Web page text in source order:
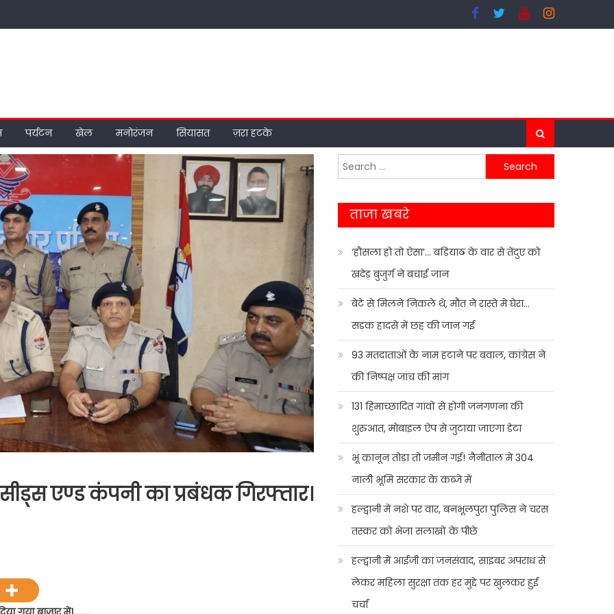
पर्यटन खेल मनोरंजन सियासत ज़रा हटके
सीड्स एण्ड कंपनी का प्रबंधक गिरफ्तार।
Search
for:
ताजा खबरे
‘हौसला हो तो ऐसा’… बड़ियाठ के वार से तेंदुए को
खदेड़ बुजुर्ग ने बचाई जान
बेटे से मिलने निकले थे, मौत ने रास्ते में घेरा…
सड़क हादसे में छह की जान गई
93 मतदाताओं के नाम हटाने पर बवाल, कांग्रेस ने
की निष्पक्ष जांच की मांग
131 हिमाच्छादित गांवों से होगी जनगणना की
शुरुआत, मोबाइल ऐप से जुटाया जाएगा डेटा
भू कानून तोड़ा तो जमीन गई! नैनीताल में 304
नाली भूमि सरकार के कब्जे में
हल्द्वानी में नशे पर वार, बनभूलपुरा पुलिस ने चरस
तस्कर को भेजा सलाखों के पीछे
हल्द्वानी में आईजी का जनसंवाद, साइबर अपराध से
लेकर महिला सुरक्षा तक हर मुद्दे पर खुलकर हुई
चर्चा